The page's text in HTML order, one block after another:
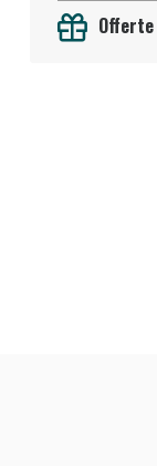
Offerte